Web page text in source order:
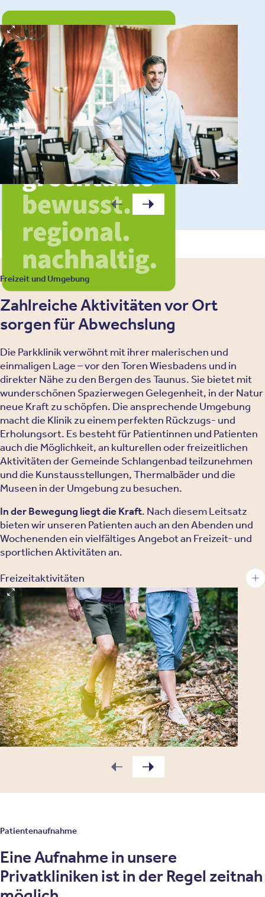
Freizeit und Umgebung
Zahlreiche Aktivitäten vor Ort
sorgen für Abwechslung
Die Parkklinik verwöhnt mit ihrer malerischen und
einmaligen Lage – vor den Toren Wiesbadens und in
direkter Nähe zu den Bergen des Taunus. Sie bietet mit
wunderschönen Spazierwegen Gelegenheit, in der Natur
neue Kraft zu schöpfen. Die ansprechende Umgebung
macht die Klinik zu einem perfekten Rückzugs- und
Erholungsort. Es besteht für Patientinnen und Patienten
auch die Möglichkeit, an kulturellen oder freizeitlichen
Aktivitäten der Gemeinde Schlangenbad teilzunehmen
und die Kunstausstellungen, Thermalbäder und die
Museen in der Umgebung zu besuchen.
In der Bewegung liegt die Kraft. Nach diesem Leitsatz
bieten wir unseren Patienten auch an den Abenden und
Wochenenden ein vielfältiges Angebot an Freizeit- und
sportlichen Aktivitäten an.
Freizeitaktivitäten
Patientenaufnahme
Eine Aufnahme in unsere
Privatkliniken ist in der Regel zeitnah